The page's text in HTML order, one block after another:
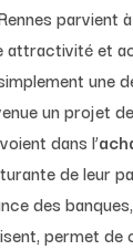
parvient
attractivité et
une
un projet
dans l’
de leur
des
permet de